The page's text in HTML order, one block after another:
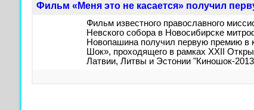
Фильм «Меня это не касается» получил
Фильм известного православного
Невского собора в Новосибирске
Новопашина получил первую премию в
Шок», проходящего в рамках XXII
Латвии, Литвы и Эстонии "Киношок-